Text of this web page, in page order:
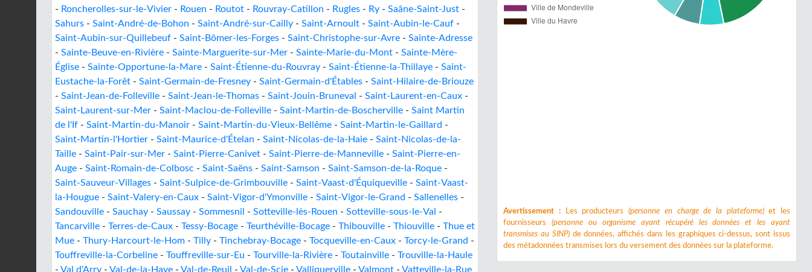
- Roncherolles-sur-le-Vivier - Rouen - Routot - Rouvray-Catillon - Rugles - Ry - Saâne-Saint-Just -
Sahurs - Saint-André-de-Bohon - Saint-André-sur-Cailly - Saint-Arnoult - Saint-Aubin-le-Cauf -
Saint-Aubin-sur-Quillebeuf - Saint-Bômer-les-Forges - Saint-Christophe-sur-Avre - Sainte-Adresse
- Sainte-Beuve-en-Rivière - Sainte-Marguerite-sur-Mer - Sainte-Marie-du-Mont - Sainte-Mère-
Église - Sainte-Opportune-la-Mare - Saint-Étienne-du-Rouvray - Saint-Étienne-la-Thillaye - Saint-
Eustache-la-Forêt - Saint-Germain-de-Fresney - Saint-Germain-d'Étables - Saint-Hilaire-de-Briouze
- Saint-Jean-de-Folleville - Saint-Jean-le-Thomas - Saint-Jouin-Bruneval - Saint-Laurent-en-Caux -
Saint-Laurent-sur-Mer - Saint-Maclou-de-Folleville - Saint-Martin-de-Boscherville - Saint Martin
de l'If - Saint-Martin-du-Manoir - Saint-Martin-du-Vieux-Bellême - Saint-Martin-le-Gaillard -
Saint-Martin-l'Hortier - Saint-Maurice-d'Ételan - Saint-Nicolas-de-la-Haie - Saint-Nicolas-de-la-
Taille - Saint-Pair-sur-Mer - Saint-Pierre-Canivet - Saint-Pierre-de-Manneville - Saint-Pierre-en-
Auge - Saint-Romain-de-Colbosc - Saint-Saëns - Saint-Samson - Saint-Samson-de-la-Roque -
Saint-Sauveur-Villages - Saint-Sulpice-de-Grimbouville - Saint-Vaast-d'Équiqueville - Saint-Vaast-
la-Hougue - Saint-Valery-en-Caux - Saint-Vigor-d'Ymonville - Saint-Vigor-le-Grand - Sallenelles -
Sandouville - Sauchay - Saussay - Sommesnil - Sotteville-lès-Rouen - Sotteville-sous-le-Val
-
Tancarville - Terres-de-Caux - Tessy-Bocage - Teurthéville-Bocage - Thibouville - Thiouville - Thue et
Mue - Thury-Harcourt-le-Hom - Tilly - Tinchebray-Bocage - Tocqueville-en-Caux - Torcy-le-Grand -
Touffreville-la-Corbeline - Touffreville-sur-Eu - Tourville-la-Rivière - Toutainville - Trouville-la-Haule
- Val d'Arry - Val-de-la-Haye - Val-de-Reuil - Val-de-Scie - Valliquerville - Valmont - Vatteville-la-Rue
Avertissement : Les producteurs(personne en charge de la plateforme)et les
fournisseurs(personne ou organisme ayant récupéré les données et les ayant
transmises au SINP)de données, affichés dans les graphiques ci-dessus, sont issus
des métadonnées transmises lors du versement des données sur la plateforme.